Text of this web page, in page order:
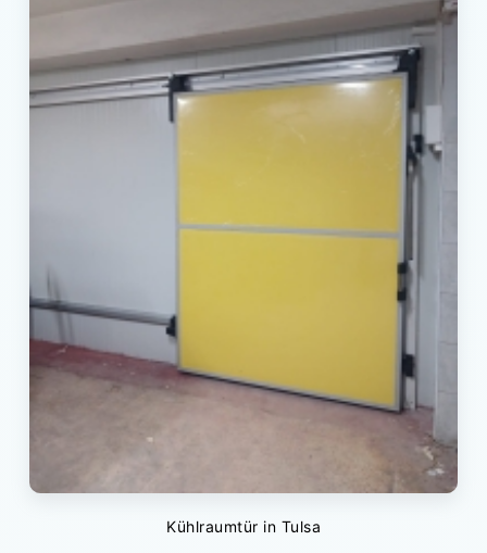
Kühlraumtür in Tulsa